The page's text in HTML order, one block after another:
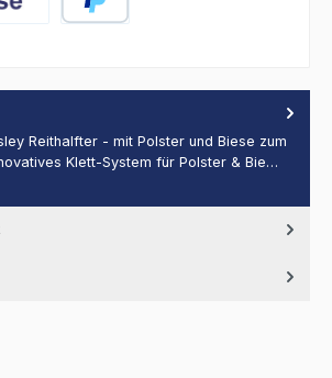
Reithalfter - mit Polster und Biese zum
Klett-System für Polster & Bie…